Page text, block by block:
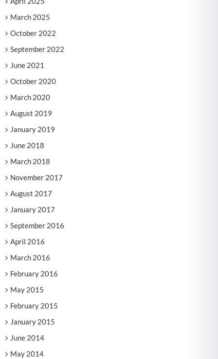
March 2025
October 2022
September 2022
June 2021
October 2020
March 2020
August 2019
January 2019
June 2018
March 2018
November 2017
August 2017
January 2017
September 2016
April 2016
March 2016
February 2016
May 2015
February 2015
January 2015
June 2014
May 2014